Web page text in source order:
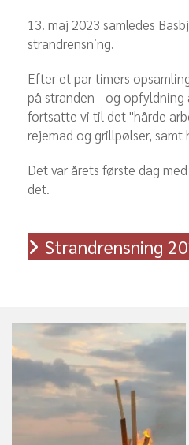
13. maj 2023 samledes
strandrensning.
Efter et par timers
på stranden - og opfyldning
fortsatte vi til det "hårde
rejemad og grillpølser,
Det var årets første dag
det.
Strandrensning